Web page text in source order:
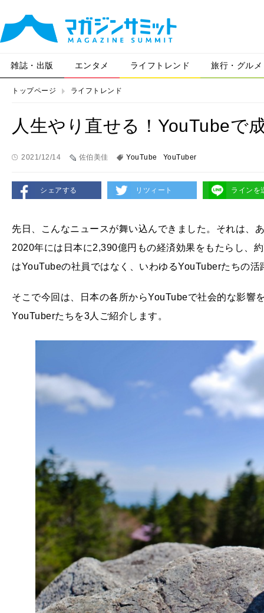
雑誌・出版 エンタメ ライフトレンド 旅行・グルメ
トップページ ライフトレンド
人生やり直せる！YouTubeで
2021/12/14 佐伯美佳 YouTube YouTuber
シェアする リツィート ラインを
先日、こんなニュースが舞い込んできました。それは、
2020年には日本に2,390億円もの経済効果をもたらし、
はYouTubeの社員ではなく、いわゆるYouTuberたちの
そこで今回は、日本の各所からYouTubeで社会的な影響
YouTuberたちを3人ご紹介します。